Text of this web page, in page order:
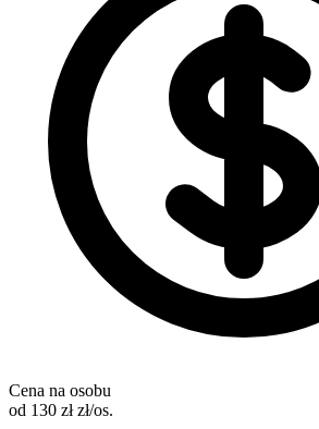
Cena na osobu
od 130 zł zł/os.